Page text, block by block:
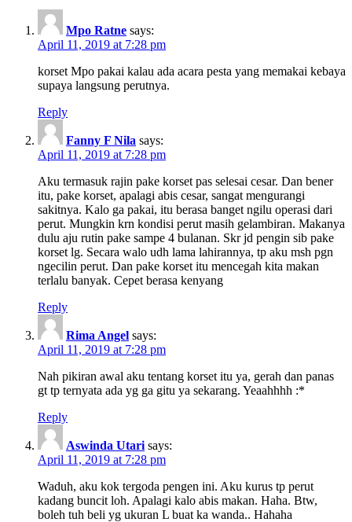
Mpo Ratne says:
April 11, 2019 at 7:28 pm
korset Mpo pakai kalau ada acara pesta yang memakai kebaya
supaya langsung perutnya.
Reply
Fanny F Nila says:
April 11, 2019 at 7:28 pm
Aku termasuk rajin pake korset pas selesai cesar. Dan bener
itu, pake korset, apalagi abis cesar, sangat mengurangi
sakitnya. Kalo ga pakai, itu berasa banget ngilu operasi dari
perut. Mungkin krn kondisi perut masih gelambiran. Makanya
dulu aju rutin pake sampe 4 bulanan. Skr jd pengin sib pake
korset lg. Secara walo udh lama lahirannya, tp aku msh pgn
ngecilin perut. Dan pake korset itu mencegah kita makan
terlalu banyak. Cepet berasa kenyang
Reply
Rima Angel says:
April 11, 2019 at 7:28 pm
Nah pikiran awal aku tentang korset itu ya, gerah dan panas
gt tp ternyata ada yg ga gitu ya sekarang. Yeaahhhh :*
Reply
Aswinda Utari says:
April 11, 2019 at 7:28 pm
Waduh, aku kok tergoda pengen ini. Aku kurus tp perut
kadang buncit loh. Apalagi kalo abis makan. Haha. Btw,
boleh tuh beli yg ukuran L buat ka wanda.. Hahaha